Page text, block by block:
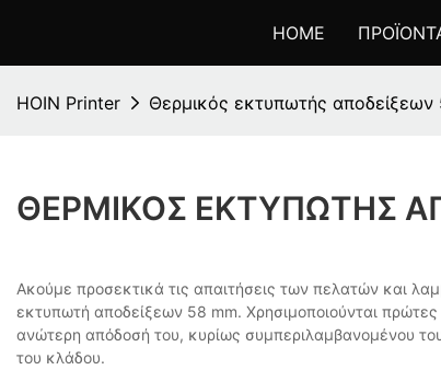
HOME
HOIN Printer Θερμικός εκτυπωτής αποδείξεων
ΘΕΡΜΙΚΌΣ ΕΚΤΥΠΩΤΉΣ
Ακούμε προσεκτικά τις απαιτήσεις των πελατών και
εκτυπωτή αποδείξεων 58 mm. Χρησιμοποιούνται πρώτες
ανώτερη απόδοσή του, κυρίως συμπεριλαμβανομένου
του κλάδου.